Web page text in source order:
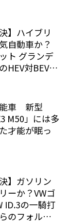
】ハイブリ
自動車か？
ト グランデ
HEV対BEV
車 新型
M50」には多
才能が眠っ
】ガソリン
ーか？VWゴ
ID.3の一騎打
のフォルク